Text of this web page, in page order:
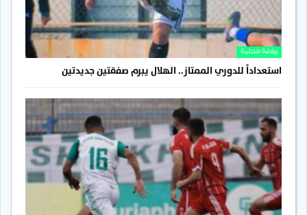
رياضة محلية
استعداداً للدوري الممتاز.. الهلال يبرم صفقتين جديدتين